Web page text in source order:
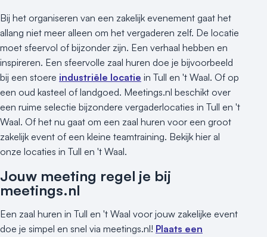
Bij het organiseren van een zakelijk evenement gaat het
allang niet meer alleen om het vergaderen zelf. De locatie
moet sfeervol of bijzonder zijn. Een verhaal hebben en
inspireren. Een sfeervolle zaal huren doe je bijvoorbeeld
bij een stoere industriële locatie in Tull en 't Waal. Of op
een oud kasteel of landgoed. Meetings.nl beschikt over
een ruime selectie bijzondere vergaderlocaties in Tull en 't
Waal. Of het nu gaat om een zaal huren voor een groot
zakelijk event of een kleine teamtraining. Bekijk hier al
onze locaties in Tull en 't Waal.
Jouw meeting regel je bij
meetings.nl
Een zaal huren in Tull en 't Waal voor jouw zakelijke event
doe je simpel en snel via meetings.nl! Plaats een